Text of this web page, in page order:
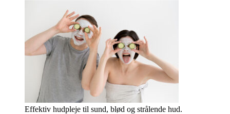
Effektiv hudpleje til sund, blød og strålende hud.